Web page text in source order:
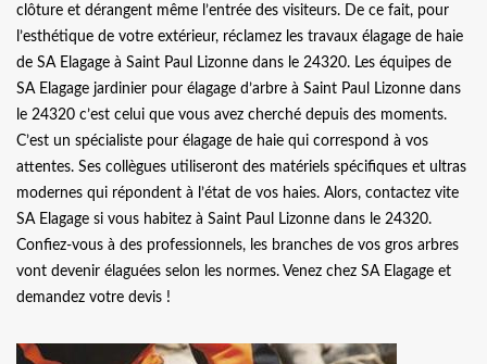
clôture et dérangent même l’entrée des visiteurs. De ce fait, pour
l’esthétique de votre extérieur, réclamez les travaux élagage de haie
de SA Elagage à Saint Paul Lizonne dans le 24320. Les équipes de
SA Elagage jardinier pour élagage d’arbre à Saint Paul Lizonne dans
le 24320 c’est celui que vous avez cherché depuis des moments.
C’est un spécialiste pour élagage de haie qui correspond à vos
attentes. Ses collègues utiliseront des matériels spécifiques et ultras
modernes qui répondent à l’état de vos haies. Alors, contactez vite
SA Elagage si vous habitez à Saint Paul Lizonne dans le 24320.
Confiez-vous à des professionnels, les branches de vos gros arbres
vont devenir élaguées selon les normes. Venez chez SA Elagage et
demandez votre devis !